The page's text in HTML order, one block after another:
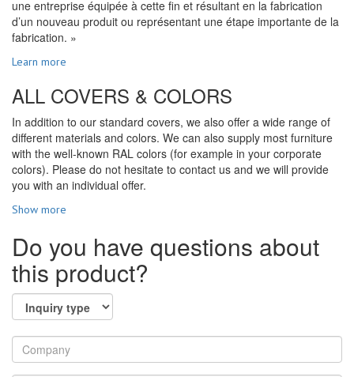
une entreprise équipée à cette fin et résultant en la fabrication
d’un nouveau produit ou représentant une étape importante de la
fabrication. »
Learn more
ALL COVERS & COLORS
In addition to our standard covers, we also offer a wide range of
different materials and colors. We can also supply most furniture
with the well-known RAL colors (for example in your corporate
colors). Please do not hesitate to contact us and we will provide
you with an individual offer.
Show more
Do you have questions about
this product?